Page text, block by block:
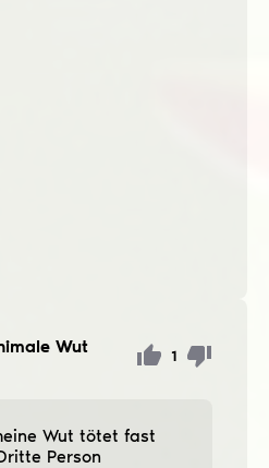
Wut 1
Wut tötet fast
Person